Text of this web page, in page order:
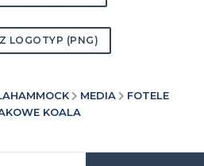
LOGOTYP (PNG)
MEDIA
FOTELE
KOALA